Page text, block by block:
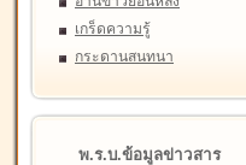
เกร็ดความรู้
กระดานสนทนา
พ.ร.บ.ข้อมูลข่าวสาร